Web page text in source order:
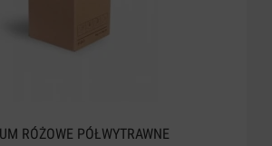
RÓŻOWE PÓŁWYTRAWNE